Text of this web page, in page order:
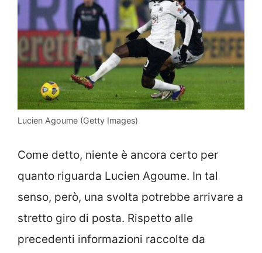
Lucien Agoume (Getty Images)
Come detto, niente è ancora certo per
quanto riguarda Lucien Agoume. In tal
senso, però, una svolta potrebbe arrivare a
stretto giro di posta. Rispetto alle
precedenti informazioni raccolte da